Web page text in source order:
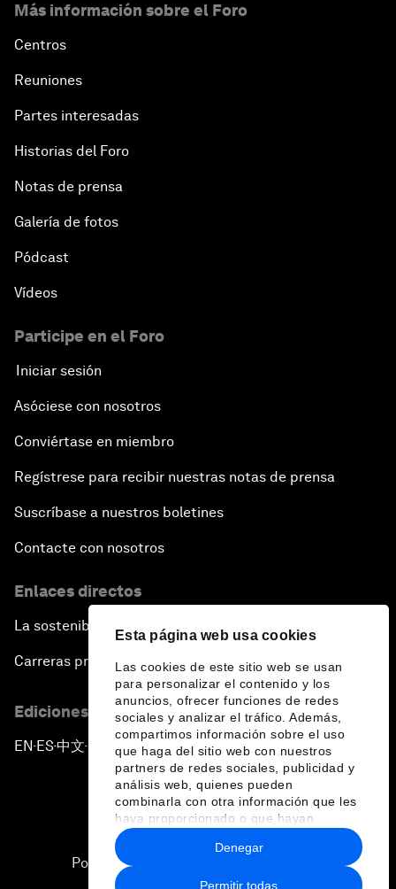
Esta página web usa cookies
Las cookies de este sitio web se usan
para personalizar el contenido y los
anuncios, ofrecer funciones de redes
sociales y analizar el tráfico. Además,
compartimos información sobre el uso
que haga del sitio web con nuestros
partners de redes sociales, publicidad y
análisis web, quienes pueden
combinarla con otra información que les
haya proporcionado o que hayan
recopilado a partir del uso que haya
hecho de sus servicios.
Permitir todas
Denegar
Más información sobre el Foro
Centros
Reuniones
Partes interesadas
Historias del Foro
Notas de prensa
Galería de fotos
Pódcast
Vídeos
Participe en el Foro
Iniciar sesión
Asóciese con nosotros
Conviértase en miembro
Regístrese para recibir nuestras notas de prensa
Suscríbase a nuestros boletines
Contacte con nosotros
Enlaces directos
La sostenibilidad en el Foro
Carreras profesionales
Ediciones en otros idiomas
EN ▪ES▪中文▪ 日本語
Política de privacidad y normas de uso